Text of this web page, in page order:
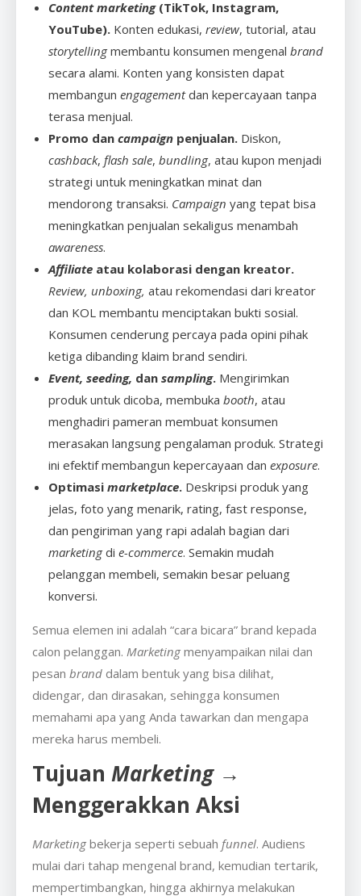
Content marketing(TikTok, Instagram,
YouTube). Konten edukasi, review, tutorial, atau
storytellingmembantu konsumen mengenal brand
secara alami. Konten yang konsisten dapat
membangun engagementdan kepercayaan tanpa
terasa menjual.
Promo dan campaign penjualan. Diskon,
cashback, flash sale, bundling, atau kupon menjadi
strategi untuk meningkatkan minat dan
mendorong transaksi. Campaign yang tepat bisa
meningkatkan penjualan sekaligus menambah
awareness.
Affiliate atau kolaborasi dengan kreator.
Review, unboxing, atau rekomendasi dari kreator
dan KOL membantu menciptakan bukti sosial.
Konsumen cenderung percaya pada opini pihak
ketiga dibanding klaim brand sendiri.
Event, seeding, dan sampling. Mengirimkan
produk untuk dicoba, membuka booth, atau
menghadiri pameran membuat konsumen
merasakan langsung pengalaman produk. Strategi
ini efektif membangun kepercayaan dan exposure.
Optimasi marketplace. Deskripsi produk yang
jelas, foto yang menarik, rating, fast response,
dan pengiriman yang rapi adalah bagian dari
marketingdi e-commerce. Semakin mudah
pelanggan membeli, semakin besar peluang
konversi.
Semua elemen ini adalah “cara bicara” brand kepada
calon pelanggan. Marketing menyampaikan nilai dan
pesan brand dalam bentuk yang bisa dilihat,
didengar, dan dirasakan, sehingga konsumen
memahami apa yang Anda tawarkan dan mengapa
mereka harus membeli.
Tujuan Marketing →
Menggerakkan Aksi
Marketing bekerja seperti sebuah funnel. Audiens
mulai dari tahap mengenal brand, kemudian tertarik,
mempertimbangkan, hingga akhirnya melakukan